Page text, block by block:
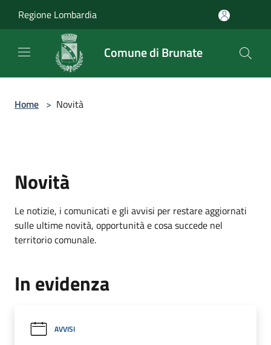
Regione Lombardia
Comune di Brunate
Home > Novità
Novità
Le notizie, i comunicati e gli avvisi per restare aggiornati
sulle ultime novità, opportunità e cosa succede nel
territorio comunale.
In evidenza
AVVISI